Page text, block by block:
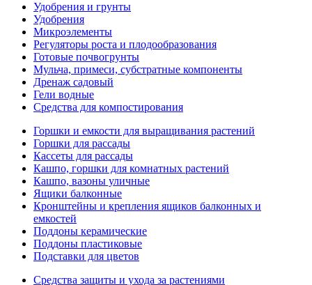
Удобрения и грунты
Удобрения
Микроэлементы
Регуляторы роста и плодообразования
Готовые почвогрунты
Мульча, примеси, субстратные компоненты
Дренаж садовый
Гели водные
Средства для компостирования
Горшки и емкости для выращивания растений
Горшки для рассады
Кассеты для рассады
Кашпо, горшки для комнатных растений
Кашпо, вазоны уличные
Ящики балконные
Кронштейны и крепления ящиков балконных и
емкостей
Поддоны керамические
Поддоны пластиковые
Подставки для цветов
Средства защиты и ухода за растениями